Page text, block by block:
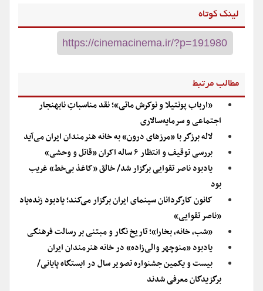
لینک کوتاه
مطالب مرتبط
«ارباب پونتیلا و نوکرش ماتی»؛ نقد مناسباتِ نابهنجار
اجتماعی و سرمایه‌سالاری
لاله برزگر با «مرزهای درون» به خانه هنرمندان ایران می‌آید
بررسی توقیف و انتظار ۶ ساله اکران «قاتل و وحشی»
یادبود ناصر تقوایی برگزار شد/ خالق «کاغذ بی‌خط» غریب
بود
کانون کارگردانان سینمای ایران برگزار می‌کند؛ یادبود زنده‌یاد
«ناصر تقوایی»
«شب، خانه، بخارا»؛ تاریخ نگار و مبتنی بر رسالت فرهنگی
یادبود «منوچهر والی‌زاده» در خانه هنرمندان ایران
بیست و یکمین جشنواره تصویر سال در ایستگاه پایانی/
برگزیدگان معرفی شدند